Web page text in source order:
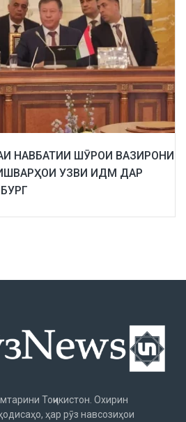
НАВБАТИИ ШӮРОИ ВАЗИРОНИ
УЗВИ ИДМ ДАР
Тоҷикистон. Охирин
ҳар рӯз навсозиҳои